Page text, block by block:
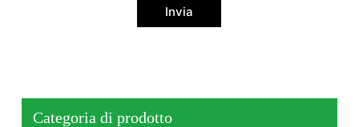
Invia
Categoria di prodotto